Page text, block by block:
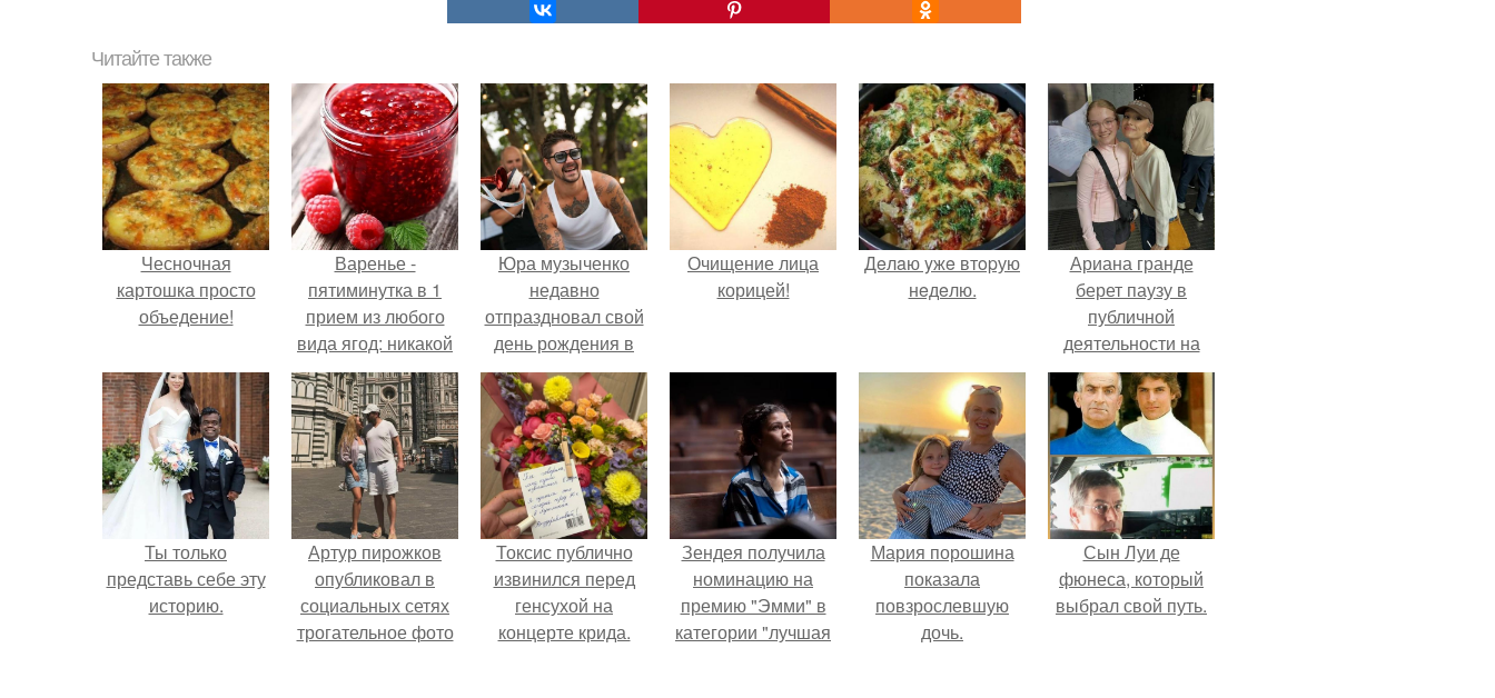
Читайте также
Чесночная
картошка просто
объедение!
Варенье -
пятиминутка в 1
прием из любого
вида ягод: никакой
длительной варки,
все витамины на
месте!
Юра музыченко
недавно
отпраздновал свой
день рождения в
кругу самых
близких и родных
людей.
Очищение лица
корицей!
Дeлaю yжe втopую
нeдeлю.
Ариана гранде
берет паузу в
публичной
деятельности на
фоне слухов о
своем здоровье.
Ты только
представь себе эту
историю.
Артур пирожков
опубликовал в
социальных сетях
трогательное фото
Токсис публично
извинился перед
генсухой на
концерте крида.
Зендея получила
номинацию на
премию "Эмми" в
категории "лучшая
Мария порошина
показала
повзрослевшую
дочь.
Сын Луи де
фюнеса, который
выбрал свой путь.